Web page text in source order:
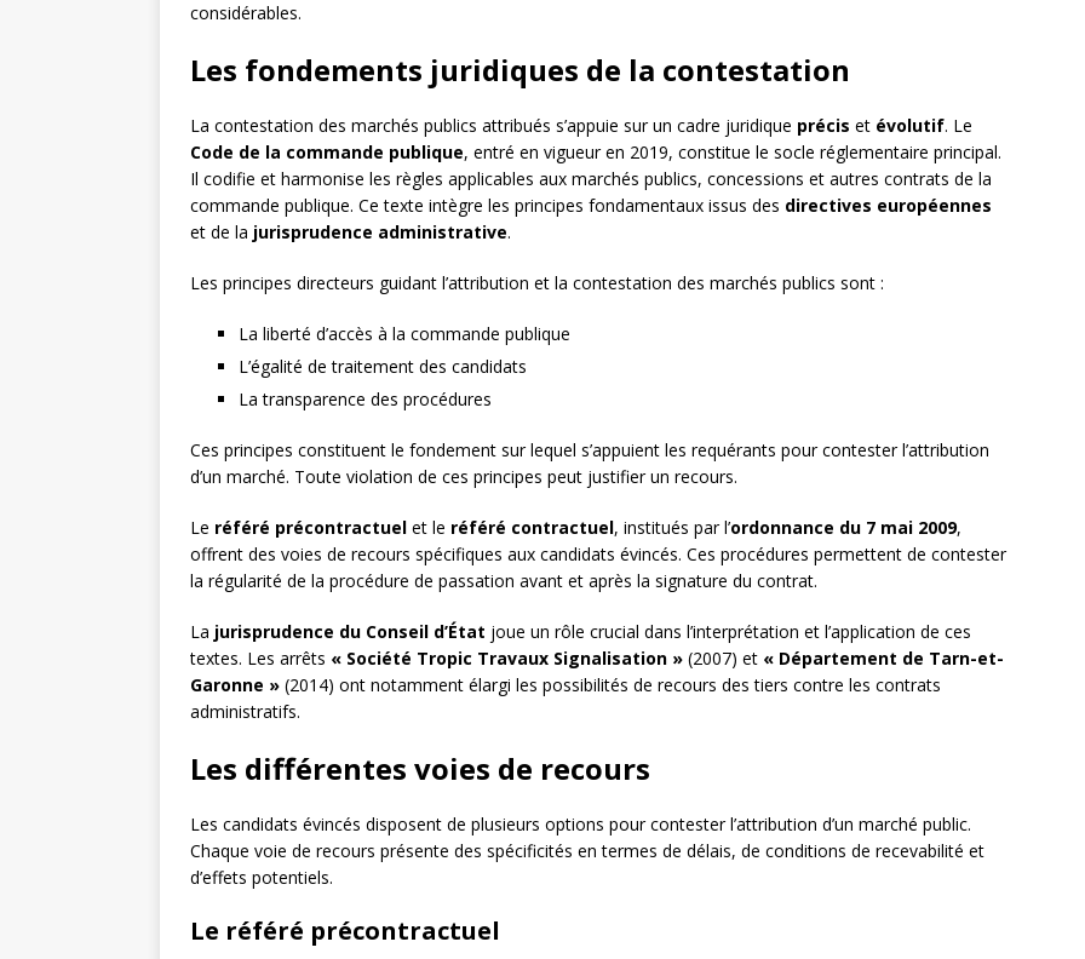
considérables.
Les fondements juridiques de la contestation
La contestation des marchés publics attribués s’appuie sur un cadre juridique précis et évolutif. Le
Code de la commande publique, entré en vigueur en 2019, constitue le socle réglementaire principal.
Il codifie et harmonise les règles applicables aux marchés publics, concessions et autres contrats de la
commande publique. Ce texte intègre les principes fondamentaux issus des directives européennes
et de la jurisprudence administrative.
Les principes directeurs guidant l’attribution et la contestation des marchés publics sont :
La liberté d’accès à la commande publique
L’égalité de traitement des candidats
La transparence des procédures
Ces principes constituent le fondement sur lequel s’appuient les requérants pour contester l’attribution
d’un marché. Toute violation de ces principes peut justifier un recours.
Le référé précontractuel et le référé contractuel, institués par l’ordonnance du 7 mai 2009,
offrent des voies de recours spécifiques aux candidats évincés. Ces procédures permettent de contester
la régularité de la procédure de passation avant et après la signature du contrat.
La jurisprudence du Conseil d’État joue un rôle crucial dans l’interprétation et l’application de ces
textes. Les arrêts « Société Tropic Travaux Signalisation » (2007) et « Département de Tarn-et-
Garonne » (2014) ont notamment élargi les possibilités de recours des tiers contre les contrats
administratifs.
Les différentes voies de recours
Les candidats évincés disposent de plusieurs options pour contester l’attribution d’un marché public.
Chaque voie de recours présente des spécificités en termes de délais, de conditions de recevabilité et
d’effets potentiels.
Le référé précontractuel